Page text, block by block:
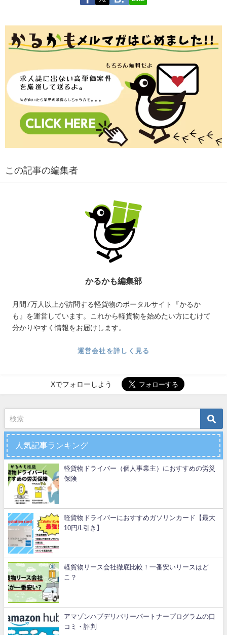
この記事の編集者
かるかも編集部
月間7万人以上が訪問する軽貨物のポータルサイト『かるか
も』を運営しています。これから軽貨物を始めたい方にむけて
分かりやすく情報をお届けします。
運営会社を詳しく見る
Xでフォローしよう
人気記事ランキング
軽貨物ドライバー（個人事業主）におすすめの労災
保険
軽貨物ドライバーにおすすめガソリンカード【最大
10円/L引き】
軽貨物リース会社徹底比較！一番安いリースはど
こ？
アマゾンハブデリバリーパートナープログラムの口
コミ・評判